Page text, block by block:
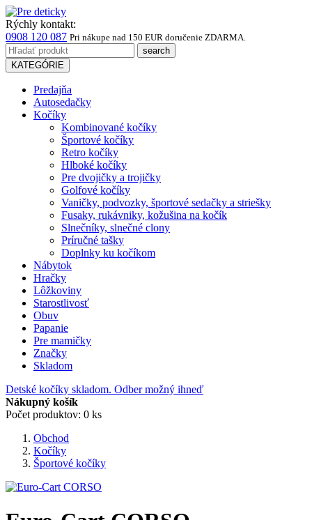
Rýchly kontakt:
0908 120 087 Pri nákupe nad 150 EUR doručenie ZDARMA.
KATEGÓRIE
Predajňa
Autosedačky
Kočíky
Kombinované kočíky
Športové kočíky
Retro kočíky
Hlboké kočíky
Pre dvojičky a trojičky
Golfové kočíky
Vaničky, podvozky, športové sedačky a striešky
Fusaky, rukávniky, kožušina na kočík
Slnečníky, slnečné clony
Príručné tašky
Doplnky ku kočíkom
Nábytok
Hračky
Lôžkoviny
Starostlivosť
Obuv
Papanie
Pre mamičky
Značky
Skladom
Detské kočíky skladom. Odber možný ihneď
Nákupný košík
Počet produktov: 0 ks
Obchod
Kočíky
Športové kočíky